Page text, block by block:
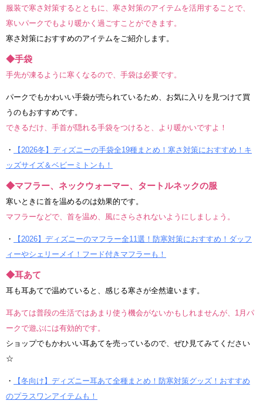
服装で寒さ対策するとともに、寒さ対策のアイテムを活用することで、
寒いパークでもより暖かく過ごすことができます。
寒さ対策におすすめのアイテムをご紹介します。
◆手袋
手先が凍るように寒くなるので、手袋は必要です。
パークでもかわいい手袋が売られているため、お気に入りを見つけて買
うのもおすすめです。
できるだけ、手首が隠れる手袋をつけると、より暖かいですよ！
・
【2026冬】ディズニーの手袋全19種まとめ！寒さ対策におすすめ！キ
ッズサイズ＆ベビーミトンも！
◆マフラー、ネックウォーマー、タートルネックの服
寒いときに首を温めるのは効果的です。
マフラーなどで、首を温め、風にさらされないようにしましょう。
・
【2026】ディズニーのマフラー全11選！防寒対策におすすめ！ダッフ
ィーやシェリーメイ！フード付きマフラーも！
◆耳あて
耳も耳あてで温めていると、感じる寒さが全然違います。
耳あては普段の生活ではあまり使う機会がないかもしれませんが、1月パ
ークで遊ぶには有効的です。
ショップでもかわいい耳あてを売っているので、ぜひ見てみてください
☆
・
【冬向け】ディズニー耳あて全種まとめ！防寒対策グッズ！おすすめ
のプラスワンアイテムも！